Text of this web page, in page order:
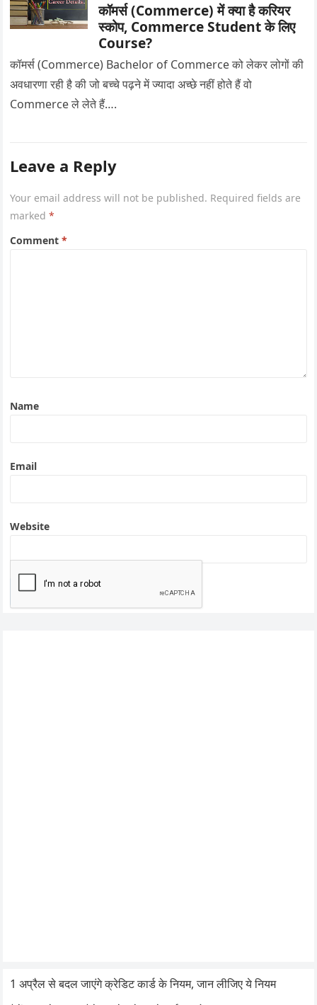
कॉमर्स (Commerce) में क्या है करियर
स्कोप, Commerce Student के लिए
Course?
कॉमर्स (Commerce) Bachelor of Commerce को लेकर लोगों की
अवधारणा रही है की जो बच्चे पढ़ने में ज्यादा अच्छे नहीं होते हैं वो
Commerce ले लेते हैं….
Leave a Reply
Your email address will not be published. Required fields are
marked*
Comment*
Name
Email
Website
1 अप्रैल से बदल जाएंगे क्रेडिट कार्ड के नियम, जान लीजिए ये नियम